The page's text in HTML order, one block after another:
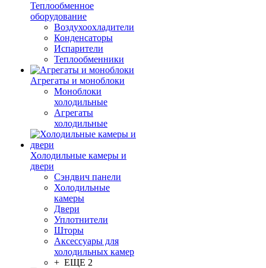
Теплообменное
оборудование
Воздухоохладители
Конденсаторы
Испарители
Теплообменники
Агрегаты и моноблоки
Моноблоки
холодильные
Агрегаты
холодильные
Холодильные камеры и
двери
Сэндвич панели
Холодильные
камеры
Двери
Уплотнители
Шторы
Аксессуары для
холодильных камер
+ ЕЩЕ 2